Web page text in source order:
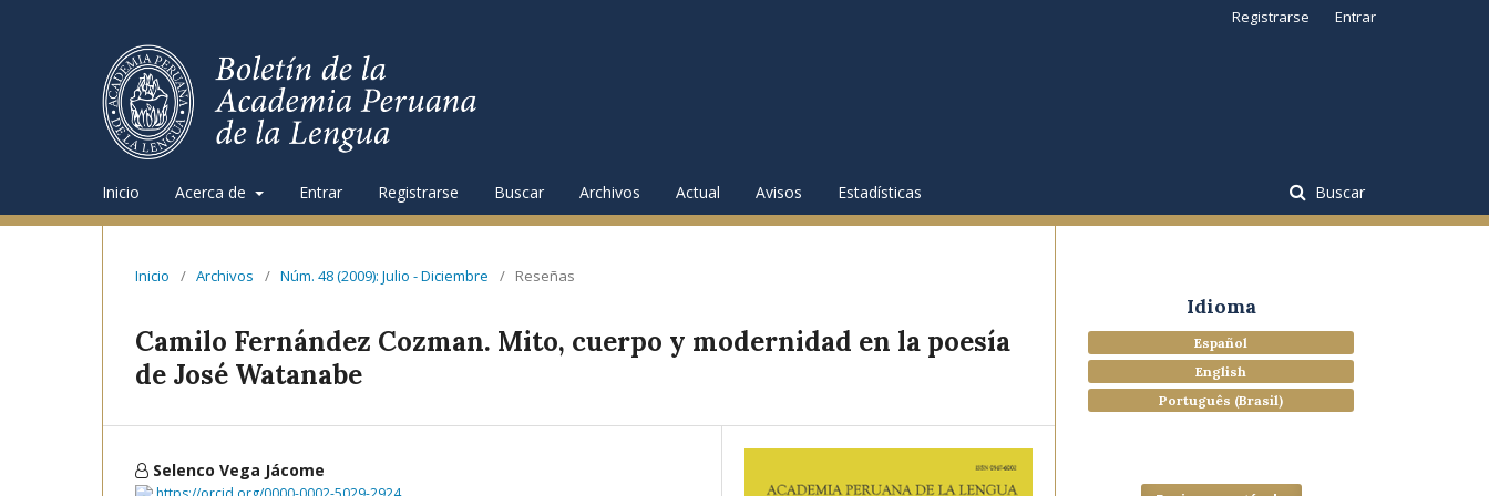
Inicio Acerca de Entrar Registrarse Buscar Archivos Actual Avisos Estadísticas Buscar
Registrarse Entrar
Inicio / Archivos / Núm. 48 (2009): Julio - Diciembre / Reseñas
Camilo Fernández Cozman. Mito, cuerpo y modernidad en la poesía
de José Watanabe
Selenco Vega Jácome
Idioma
Español
English
Português (Brasil)